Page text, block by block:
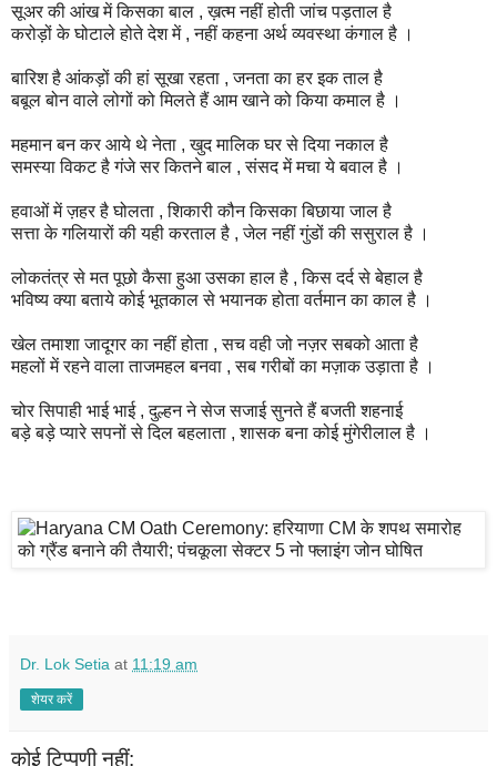
सूअर की आंख में किसका बाल , ख़त्म नहीं होती जांच पड़ताल है
करोड़ों के घोटाले होते देश में , नहीं कहना अर्थ व्यवस्था कंगाल है ।
बारिश है आंकड़ों की हां सूखा रहता , जनता का हर इक ताल है
बबूल बोन वाले लोगों को मिलते हैं आम खाने को किया कमाल है ।
महमान बन कर आये थे नेता , खुद मालिक घर से दिया नकाल है
समस्या विकट है गंजे सर कितने बाल , संसद में मचा ये बवाल है ।
हवाओं में ज़हर है घोलता , शिकारी कौन किसका बिछाया जाल है
सत्ता के गलियारों की यही करताल है , जेल नहीं गुंडों की ससुराल है ।
लोकतंत्र से मत पूछो कैसा हुआ उसका हाल है , किस दर्द से बेहाल है
भविष्य क्या बताये कोई भूतकाल से भयानक होता वर्तमान का काल है ।
खेल तमाशा जादूगर का नहीं होता , सच वही जो नज़र सबको आता है
महलों में रहने वाला ताजमहल बनवा , सब गरीबों का मज़ाक उड़ाता है ।
चोर सिपाही भाई भाई , दुल्हन ने सेज सजाई सुनते हैं बजती शहनाई
बड़े बड़े प्यारे सपनों से दिल बहलाता , शासक बना कोई मुंगेरीलाल है ।
Dr. Lok Setia at 11:19 am
शेयर करें
कोई टिप्पणी नहीं: